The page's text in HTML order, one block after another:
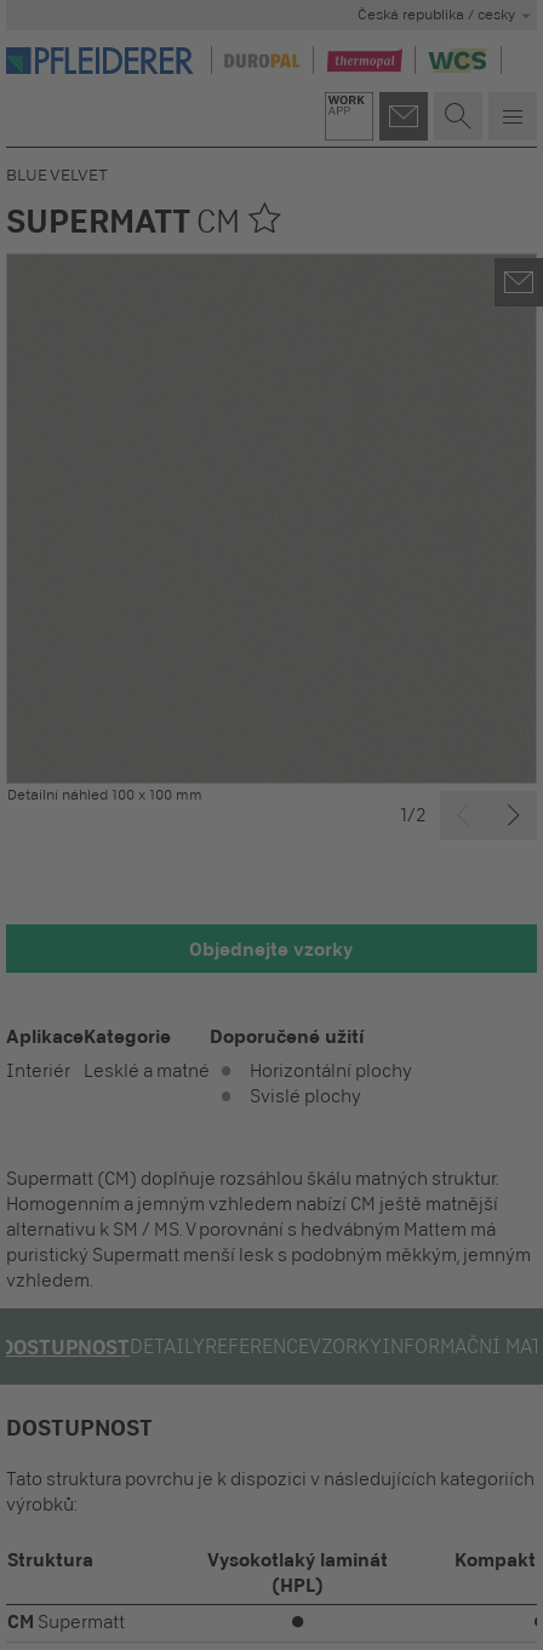
Česká republika / cesky
Detailní náhled 100 x 100 mm
1/2
BLUE VELVET
SUPERMATT CM
Objednejte vzorky
Aplikace
Interiér
Kategorie
Lesklé a matné
Doporučené užití
Horizontální plochy
Svislé plochy
Supermatt (CM) doplňuje rozsáhlou škálu matných struktur.
Homogenním a jemným vzhledem nabízí CM ještě matnější
alternativu k SM / MS. V porovnání s hedvábným Mattem má
puristický Supermatt menší lesk s podobným měkkým, jemným
vzhledem.
DOSTUPNOSTDETAILYREFERENCEVZORKYINFORMAČNÍ
DOSTUPNOST
Tato struktura povrchu je k dispozici v následujících kategoriích
výrobků:
Struktura
Vysokotlaký laminát
(HPL)
CM Supermatt ⏺